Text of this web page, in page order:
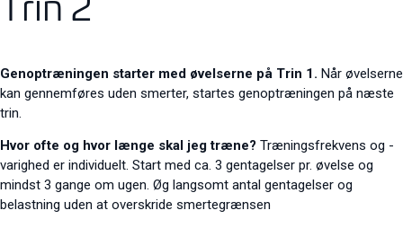
Genoptræningen starter med øvelserne på Trin 1. Når øvelserne
kan gennemføres uden smerter, startes genoptræningen på næste
trin.
Hvor ofte og hvor længe skal jeg træne? Træningsfrekvens og -
varighed er individuelt. Start med ca. 3 gentagelser pr. øvelse og
mindst 3 gange om ugen. Øg langsomt antal gentagelser og
belastning uden at overskride smertegrænsen